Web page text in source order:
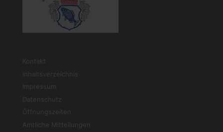
Kontakt
Inhaltsverzeichnis
Impressum
Datenschutz
Öffnungszeiten
Amtliche Mitteilungen